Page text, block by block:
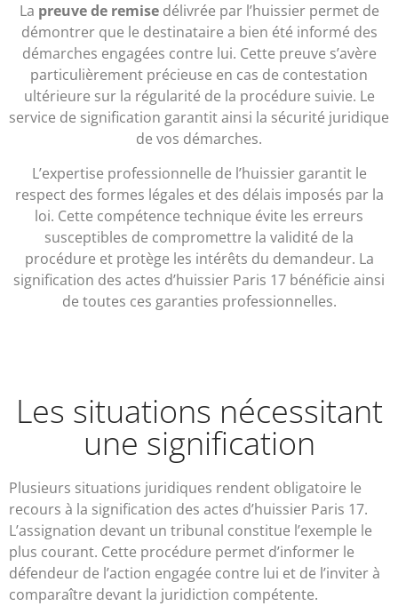
La preuve de remisedélivrée par l’huissier permet de
démontrer que le destinataire a bien été informé des
démarches engagées contre lui. Cette preuve s’avère
particulièrement précieuse en cas de contestation
ultérieure sur la régularité de la procédure suivie. Le
service de signification garantit ainsi la sécurité juridique
de vos démarches.
L’expertise professionnelle de l’huissier garantit le
respect des formes légales et des délais imposés par la
loi. Cette compétence technique évite les erreurs
susceptibles de compromettre la validité de la
procédure et protège les intérêts du demandeur. La
signification des actes d’huissier Paris 17 bénéficie ainsi
de toutes ces garanties professionnelles.
Les situations nécessitant
une signification
Plusieurs situations juridiques rendent obligatoire le
recours à la signification des actes d’huissier Paris 17.
L’assignation devant un tribunal constitue l’exemple le
plus courant. Cette procédure permet d’informer le
défendeur de l’action engagée contre lui et de l’inviter à
comparaître devant la juridiction compétente.